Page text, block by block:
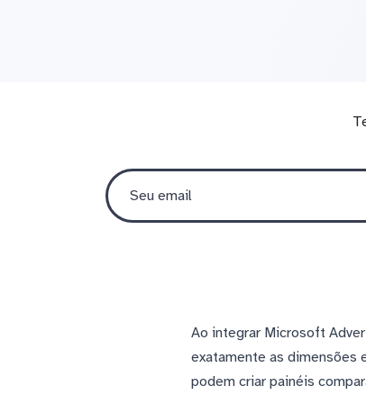
Ao integrar Microsoft
exatamente as dimensões
podem criar painéis